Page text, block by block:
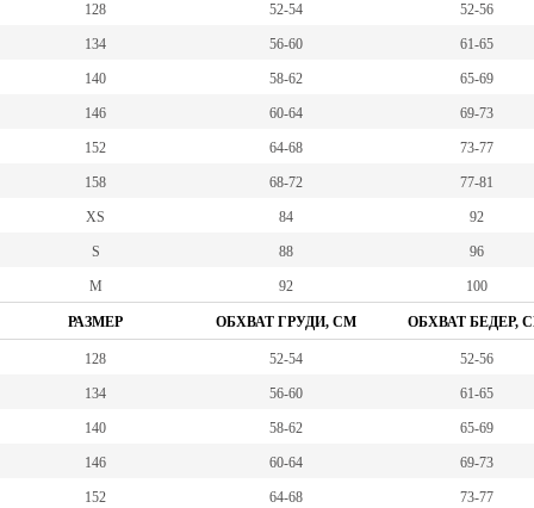
128 52-54 52-56
134 56-60 61-65
140 58-62 65-69
146 60-64 69-73
152 64-68 73-77
158 68-72 77-81
XS 84 92
S 88 96
M 92 100
РАЗМЕР ОБХВАТ ГРУДИ, СМ ОБХВАТ БЕДЕР,
128 52-54 52-56
134 56-60 61-65
140 58-62 65-69
146 60-64 69-73
152 64-68 73-77